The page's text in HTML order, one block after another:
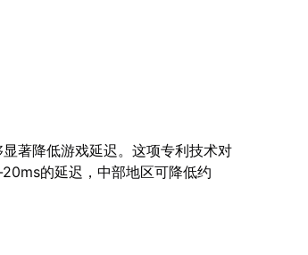
著降低游戏延迟。这项专利技术对
的延迟，中部地区可降低约